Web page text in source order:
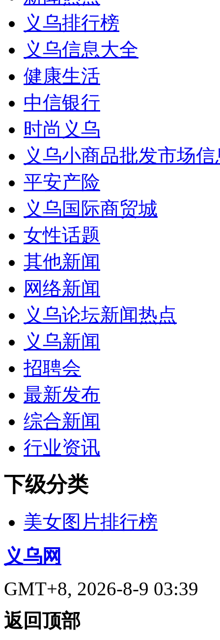
义乌排行榜
义乌信息大全
健康生活
中信银行
时尚义乌
义乌小商品批发市场
平安产险
义乌国际商贸城
女性话题
其他新闻
网络新闻
义乌论坛新闻热点
义乌新闻
招聘会
最新发布
综合新闻
行业资讯
下级分类
美女图片排行榜
义乌网
GMT+8, 2026-8-9 03:39
返回顶部